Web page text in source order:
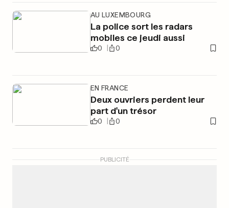
AU LUXEMBOURG
La police sort les radars
mobiles ce jeudi aussi
0 0
EN FRANCE
Deux ouvriers perdent leur
part d'un trésor
0 0
PUBLICITÉ